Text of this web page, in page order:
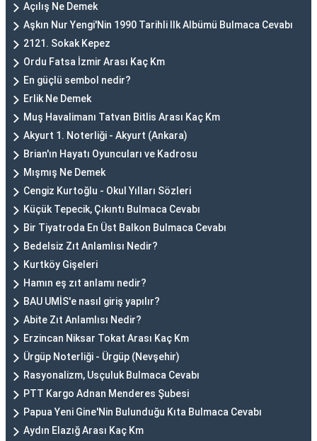
Açılış Ne Demek
Aşkın Nur Yengi'Nin 1990 Tarihli Ilk Albümü Bulmaca Cevabı
2121. Sokak Kepez
Ordu Fatsa İzmir Arası Kaç Km
En güçlü sembol nedir?
Erlik Ne Demek
Muş Havalimanı Tatvan Bitlis Arası Kaç Km
Akyurt 1. Noterliği - Akyurt (Ankara)
Brian'ın Hayatı Oyuncuları ve Kadrosu
Mışmış Ne Demek
Cengiz Kurtoğlu - Okul Yılları Sözleri
Küçük Tepecik, Çıkıntı Bulmaca Cevabı
Bir Tiyatroda En Üst Balkon Bulmaca Cevabı
Bedelsiz Zıt Anlamlısı Nedir?
Kurtköy Gişeleri
Hamın eş zıt anlamı nedir?
BAU UMİS'e nasıl giriş yapılır?
Abite Zıt Anlamlısı Nedir?
Erzincan Niksar Tokat Arası Kaç Km
Ürgüp Noterliği - Ürgüp (Nevşehir)
Rasyonalizm, Usçuluk Bulmaca Cevabı
PTT Kargo Adnan Menderes Şubesi
Papua Yeni Gine'Nin Bulunduğu Kıta Bulmaca Cevabı
Aydın Elazığ Arası Kaç Km